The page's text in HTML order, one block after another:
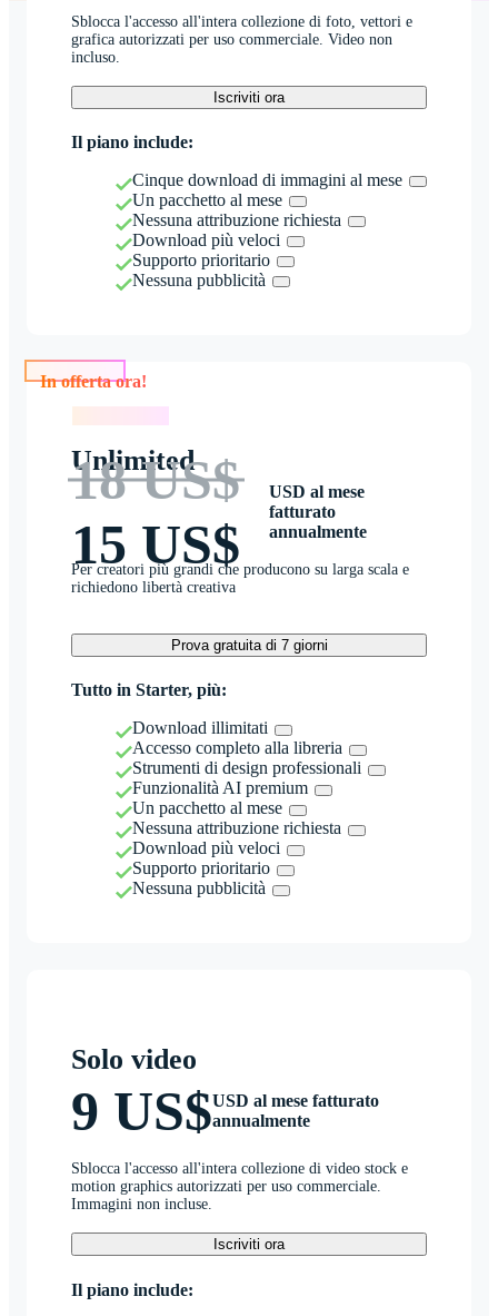
Sblocca l'accesso all'intera collezione di foto, vettori e
grafica autorizzati per uso commerciale. Video non
incluso.
Iscriviti ora
Il piano include:
Cinque download di immagini al mese
Un pacchetto al mese
Nessuna attribuzione richiesta
Download più veloci
Supporto prioritario
Nessuna pubblicità
Unlimited
18 US$
15 US$
USD al mese
fatturato
annualmente
Per creatori più grandi che producono su larga scala e
richiedono libertà creativa
Prova gratuita di 7 giorni
Tutto in Starter, più:
Download illimitati
Accesso completo alla libreria
Strumenti di design professionali
Funzionalità AI premium
Un pacchetto al mese
Nessuna attribuzione richiesta
Download più veloci
Supporto prioritario
Nessuna pubblicità
Solo video
9 US$USD al mese fatturato
annualmente
Sblocca l'accesso all'intera collezione di video stock e
motion graphics autorizzati per uso commerciale.
Immagini non incluse.
Iscriviti ora
Il piano include: